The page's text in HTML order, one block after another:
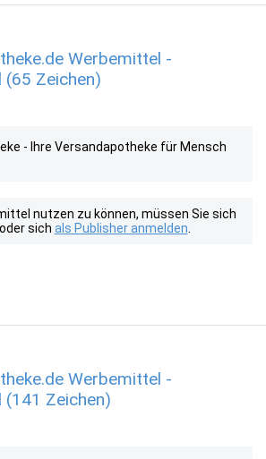
Werbemittel -
Zeichen)
- Ihre Versandapotheke für Mensch
nutzen zu können, müssen Sie sich
sich als Publisher anmelden
Werbemittel -
Zeichen)